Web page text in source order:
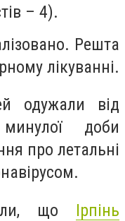
– 4).
Решта
лікуванні.
одужали від
доби
про летальні
що Ірпінь